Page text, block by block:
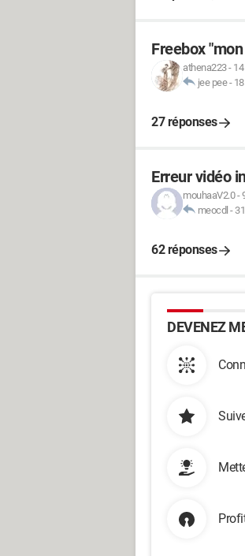
Freebox
athena223-
jee pee-
27 réponses
Erreur vidéo
mouhaaV2.0-
meocdl -
62 réponses
DEVENEZ